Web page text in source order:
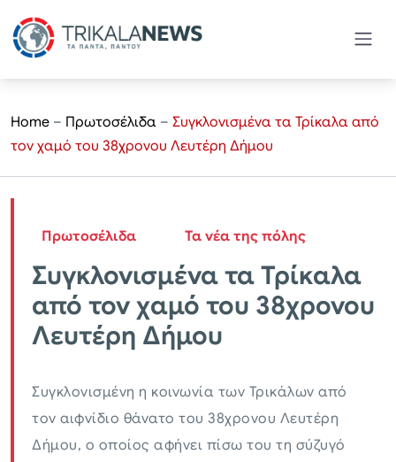
Home – Πρωτοσέλιδα – Συγκλονισμένα τα Τρίκαλα από
τον χαμό του 38χρονου Λευτέρη Δήμου
Πρωτοσέλιδα Τα νέα της πόλης
Συγκλονισμένα τα Τρίκαλα
από τον χαμό του 38χρονου
Λευτέρη Δήμου
Συγκλονισμένη η κοινωνία των Τρικάλων από
τον αιφνίδιο θάνατο του 38χρονου Λευτέρη
Δήμου, ο οποίος αφήνει πίσω του τη σύζυγό